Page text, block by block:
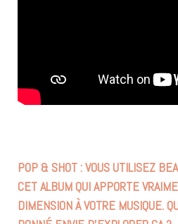
POP & SHOT : VOUS UTILISEZ
CET ALBUM QUI APPORTE
DIMENSION À VOTRE MUSIQUE.